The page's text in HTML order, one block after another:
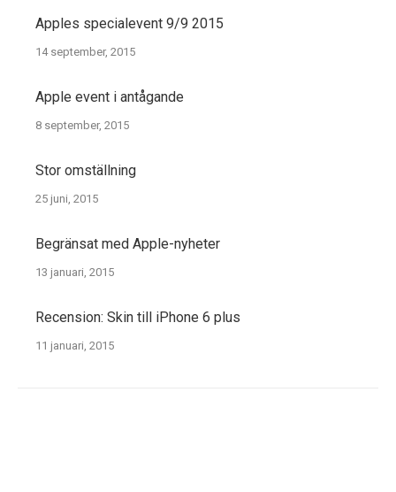
Apples specialevent 9/9 2015
14 september, 2015
Apple event i antågande
8 september, 2015
Stor omställning
25 juni, 2015
Begränsat med Apple-nyheter
13 januari, 2015
Recension: Skin till iPhone 6 plus
11 januari, 2015